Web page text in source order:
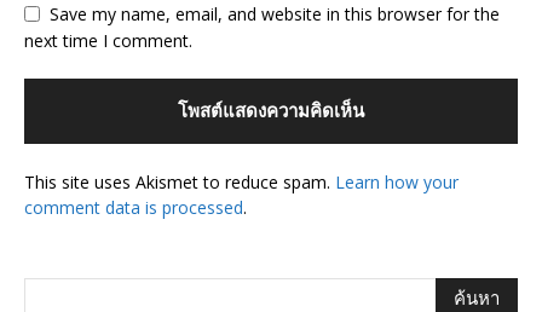
Save my name, email, and website in this browser for the
next time I comment.
This site uses Akismet to reduce spam. Learn how your
comment data is processed.